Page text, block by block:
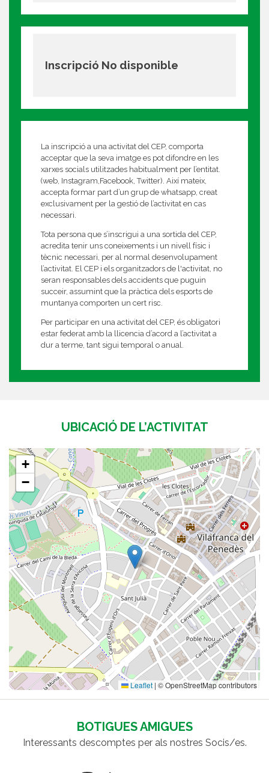
Inscripció No disponible
La inscripció a una activitat del CEP, comporta
acceptar que la seva imatge es pot difondre en les
xarxes socials utilitzades habitualment per l’entitat.
(web, Instagram,Facebook, Twitter). Així mateix,
accepta formar part d’un grup de whatsapp, creat
exclusivament per la gestió de l’activitat en cas
necessari.
Tota persona que s’inscrigui a una sortida del CEP,
acredita tenir uns coneixements i un nivell físic i
tècnic necessari, per al normal desenvolupament
l’activitat. El CEP i els organitzadors de l'activitat, no
seran responsables dels accidents que puguin
succeir, assumint que la pràctica dels esports de
muntanya comporten un cert risc.
Per participar en una activitat del CEP, és obligatori
estar federat amb la llicencia d’acord a l’activitat a
dur a terme, tant sigui temporal o anual.
UBICACIÓ DE L’ACTIVITAT
+
−
Leaflet | © OpenStreetMap contributors
BOTIGUES AMIGUES
Interessants descomptes per als nostres Socis/es.